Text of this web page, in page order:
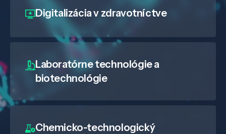
Digitalizáciav zdravotníctve
Laboratórne technológie a
biotechnológie
Chemicko-technologický